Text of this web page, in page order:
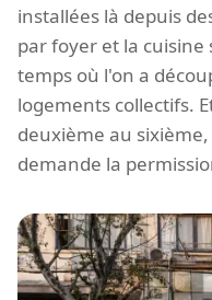
installées là depuis
par foyer et la cuisine
temps où l'on a
logements collectifs.
deuxième au
demande la